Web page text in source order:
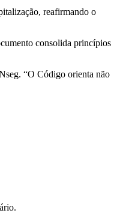
reafirmando o
consolida princípios
“O Código orienta não